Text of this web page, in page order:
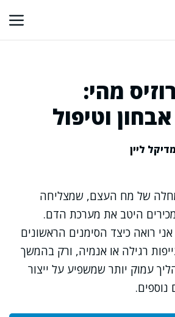
מהי:
וטיפול
ליין
מחלה של מח העצם, שמצליחה
היטב את מערכת הדם.
רואה כיצד הסימנים הראשונים
רגילה או אנמיה, ורק בהמשך
עמוק יותר שמשפיע על ייצור
נוספים.